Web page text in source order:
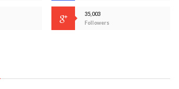
35,003
Followers